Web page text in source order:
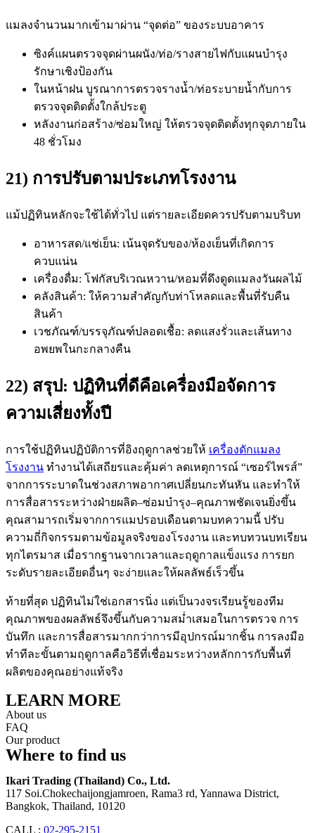
แมลงจำนวนมากเข้ามาผ่าน “จุดต่อ” ของระบบอาคาร
ซิงค์แผนตรวจจุดผ่านผนัง/ท่อ/รางสายไฟกับแผนบำรุง
รักษาเชิงป้องกัน
ในหน้าฝน บูรณาการตรวจรางน้ำ/ท่อระบายน้ำกับการ
ตรวจจุดติดตั้งใกล้ประตู
หลังงานก่อสร้าง/ซ่อมใหญ่ ให้ตรวจจุดติดตั้งทุกจุดภายใน
48 ชั่วโมง
21) การปรับตามประเภทโรงงาน
แม้ปฏิทินหลักจะใช้ได้ทั่วไป แต่รายละเอียดควรปรับตามบริบท
อาหารสด/แช่เย็น: เน้นจุดรับของ/ห้องเย็นที่เกิดการ
ควบแน่น
เครื่องดื่ม: โฟกัสบริเวณหวาน/หอมที่ดึงดูดแมลงวันผลไม้
คลังสินค้า: ให้ความสำคัญกับท่าโหลดและพื้นที่รับคืน
สินค้า
เวชภัณฑ์/บรรจุภัณฑ์ปลอดเชื้อ: ลดแสงรั่วและเส้นทาง
อพยพในกะกลางคืน
22) สรุป: ปฏิทินที่ดีคือเครื่องมือจัดการ
ความเสี่ยงทั้งปี
การใช้ปฏิทินปฏิบัติการที่อิงฤดูกาลช่วยให้ เครื่องดักแมลง
โรงงาน ทำงานได้เสถียรและคุ้มค่า ลดเหตุการณ์ “เซอร์ไพรส์”
จากการระบาดในช่วงสภาพอากาศเปลี่ยนกะทันหัน และทำให้
การสื่อสารระหว่างฝ่ายผลิต–ซ่อมบำรุง–คุณภาพชัดเจนยิ่งขึ้น
คุณสามารถเริ่มจากการแมปรอบเดือนตามบทความนี้ ปรับ
ความถี่กิจกรรมตามข้อมูลจริงของโรงงาน และทบทวนบทเรียน
ทุกไตรมาส เมื่อรากฐานจากเวลาและฤดูกาลแข็งแรง การยก
ระดับรายละเอียดอื่นๆ จะง่ายและให้ผลลัพธ์เร็วขึ้น
ท้ายที่สุด ปฏิทินไม่ใช่เอกสารนิ่ง แต่เป็นวงจรเรียนรู้ของทีม
คุณภาพของผลลัพธ์จึงขึ้นกับความสม่ำเสมอในการตรวจ การ
บันทึก และการสื่อสารมากกว่าการมีอุปกรณ์มากชิ้น การลงมือ
ทำทีละขั้นตามฤดูกาลคือวิธีที่เชื่อมระหว่างหลักการกับพื้นที่
ผลิตของคุณอย่างแท้จริง
LEARN MORE
About us
FAQ
Our product
Where to find us
Ikari Trading (Thailand) Co., Ltd.
117 Soi.Chokechaijongjamroen, Rama3 rd, Yannawa District,
Bangkok, Thailand, 10120
CALL : 02-295-2151